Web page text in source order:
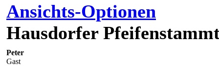
Ansichts-Optionen
Hausdorfer
Peter
Gast